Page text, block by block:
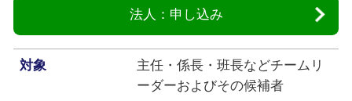
法人：申し込み
対象
主任・係長・班長などチームリ
ーダーおよびその候補者